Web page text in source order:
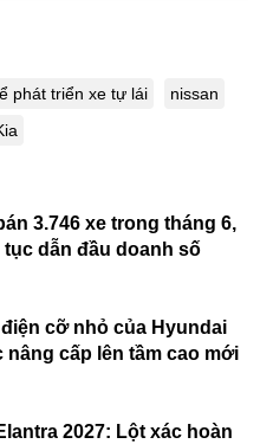
phát triển xe tự lái
nissan
3.746 xe trong tháng 6,
tục dẫn đầu doanh số
điện cỡ nhỏ của Hyundai
cấp lên tầm cao mới
2027: Lột xác hoàn